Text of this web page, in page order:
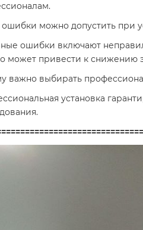
ошибки можно допустить при
ошибки включают
может привести к снижению
важно выбирать
установка